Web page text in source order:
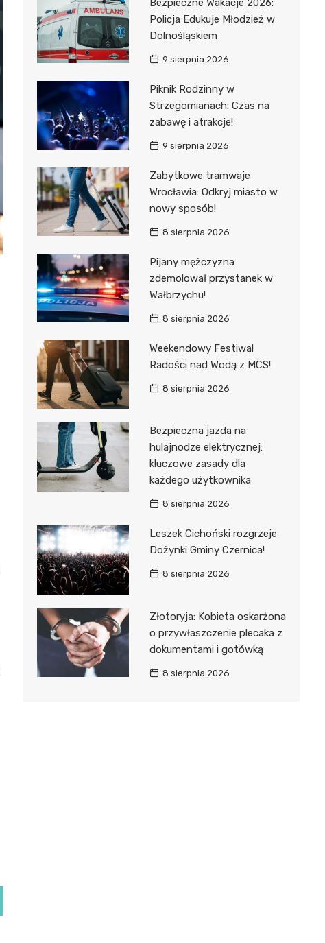
Bezpieczne Wakacje 2026:
Policja Edukuje Młodzież w
Dolnośląskiem
9 sierpnia 2026
Piknik Rodzinny w
Strzegomianach: Czas na
zabawę i atrakcje!
9 sierpnia 2026
Zabytkowe tramwaje
Wrocławia: Odkryj miasto w
nowy sposób!
8 sierpnia 2026
Pijany mężczyzna
zdemolował przystanek w
Wałbrzychu!
8 sierpnia 2026
Weekendowy Festiwal
Radości nad Wodą z MCS!
8 sierpnia 2026
Bezpieczna jazda na
hulajnodze elektrycznej:
kluczowe zasady dla
każdego użytkownika
8 sierpnia 2026
Leszek Cichoński rozgrzeje
Dożynki Gminy Czernica!
8 sierpnia 2026
Złotoryja: Kobieta oskarżona
o przywłaszczenie plecaka z
dokumentami i gotówką
8 sierpnia 2026